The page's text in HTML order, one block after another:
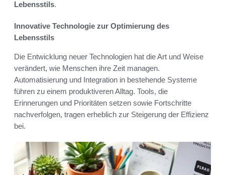
Lebensstils.
Innovative Technologie zur Optimierung des
Lebensstils
Die Entwicklung neuer Technologien hat die Art und Weise
verändert, wie Menschen ihre Zeit managen.
Automatisierung und Integration in bestehende Systeme
führen zu einem produktiveren Alltag. Tools, die
Erinnerungen und Prioritäten setzen sowie Fortschritte
nachverfolgen, tragen erheblich zur Steigerung der Effizienz
bei.